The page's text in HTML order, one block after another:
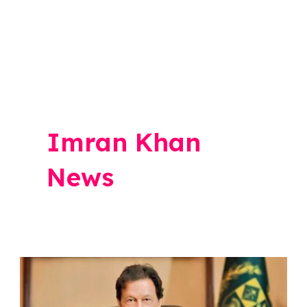
Imran Khan
News
Imran